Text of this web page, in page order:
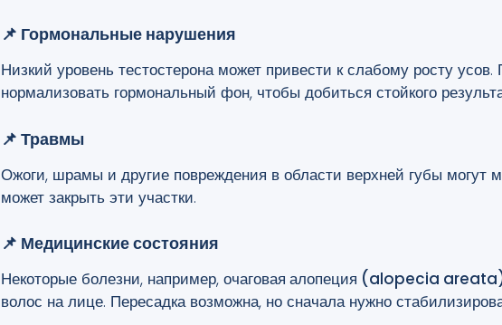
📌 Гормональные нарушения
Низкий уровень тестостерона может привести к слабому росту
нормализовать гормональный фон, чтобы добиться стойкого
📌 Травмы
Ожоги, шрамы и другие повреждения в области верхней губы могут
может закрыть эти участки.
📌 Медицинские состояния
Некоторые болезни, например,очаговая алопеция (alopecia
волос на лице. Пересадка возможна, но сначала нужно